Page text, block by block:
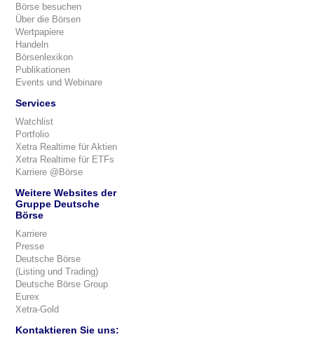
Börse besuchen
Über die Börsen
Wertpapiere
Handeln
Börsenlexikon
Publikationen
Events und Webinare
Services
Watchlist
Portfolio
Xetra Realtime für Aktien
Xetra Realtime für ETFs
Karriere @Börse
Weitere Websites der
Gruppe Deutsche
Börse
Karriere
Presse
Deutsche Börse
(Listing und Trading)
Deutsche Börse Group
Eurex
Xetra-Gold
Kontaktieren Sie uns: